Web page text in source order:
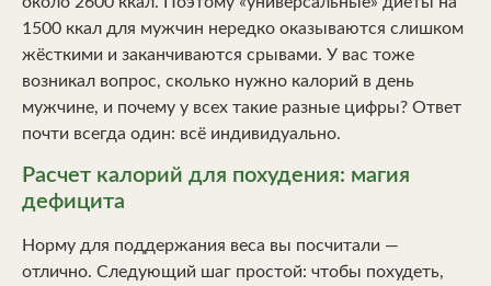
1500 ккал для мужчин нередко оказываются слишком
жёсткими и заканчиваются срывами. У вас тоже
возникал вопрос, сколько нужно калорий в день
мужчине, и почему у всех такие разные цифры? Ответ
почти всегда один: всё индивидуально.
Расчет калорий для похудения: магия
дефицита
Норму для поддержания веса вы посчитали —
отлично. Следующий шаг простой: чтобы похудеть,